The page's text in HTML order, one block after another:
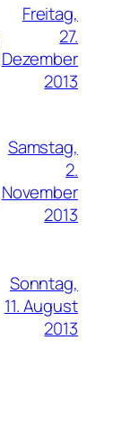
Freitag,
27.
Dezember
2013
Samstag,
2.
November
2013
Sonntag,
11. August
2013